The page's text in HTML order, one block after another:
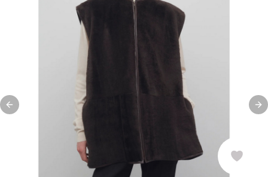
Previous slide